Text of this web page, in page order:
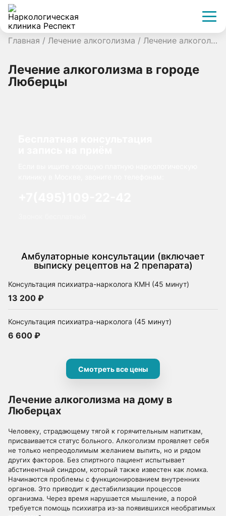
Главная / Лечение алкоголизма / Лечение алкоголизма в городе Люберцы
Лечение алкоголизма в городе
Люберцы
Амбулаторные консультации (включает
выписку рецептов на 2 препарата)
Консультация психиатра-нарколога КМН (45 минут)
13 200 ₽
Консультация психиатра-нарколога (45 минут)
6 600 ₽
Смотреть все цены
Лечение алкоголизма на дому в
Люберцах
Человеку, страдающему тягой к горячительным напиткам,
присваивается статус больного. Алкоголизм проявляет себя
не только непреодолимым желанием выпить, но и рядом
других факторов. Без спиртного пациент испытывает
абстинентный синдром, который также известен как ломка.
Начинаются проблемы с функционированием внутренних
органов. Это приводит к дестабилизации процессов
организма. Через время нарушается мышление, а порой
требуется помощь психиатра из-за появившихся необратимых